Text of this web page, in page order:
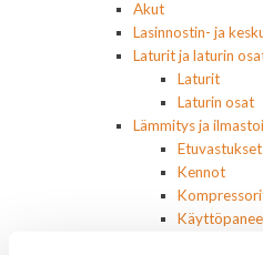
Akut
Lasinnostin- ja
Laturit ja laturin
Laturit
Laturin osat
Lämmitys ja
Etuvastukset
Kennot